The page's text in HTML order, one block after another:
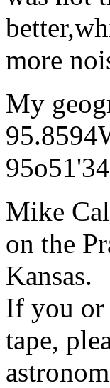
more
My
Mike
on the
Kansas.
If you or
tape,